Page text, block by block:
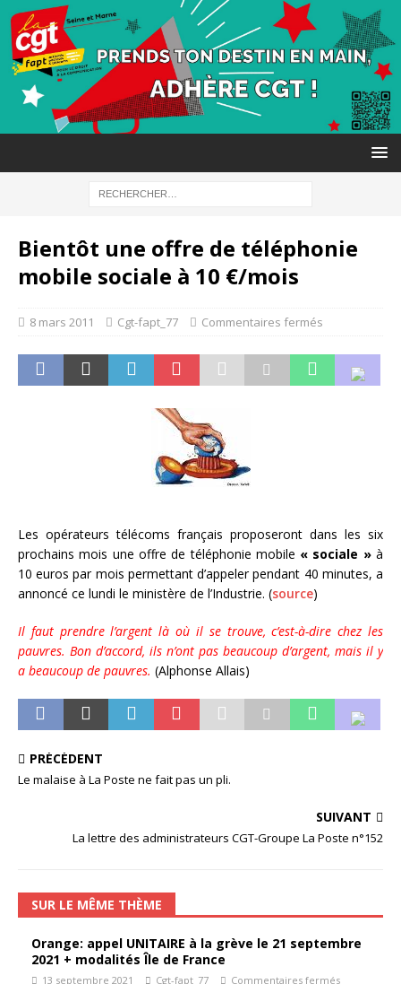
Bientôt une offre de téléphonie
mobile sociale à 10 €/mois
8 mars 2011 Cgt-fapt_77 Commentaires fermés
Les opérateurs télécoms français proposeront dans les six
prochains mois une offre de téléphonie mobile « sociale »à
10 euros par mois permettant d’appeler pendant 40 minutes, a
annoncé ce lundi le ministère de l’Industrie. (source)
Il faut prendre l’argent là où il se trouve, c’est-à-dire chez les
pauvres. Bon d’accord, ils n’ont pas beaucoup d’argent, mais il y
a beaucoup de pauvres. (Alphonse Allais)
PRÉCÉDENT
Le malaise à La Poste ne fait pas un pli.
SUIVANT
La lettre des administrateurs CGT-Groupe La Poste n°152
SUR LE MÊME THÈME
Orange: appel UNITAIRE à la grève le 21 septembre
2021 + modalités Île de France
13 septembre 2021 Cgt-fapt_77 Commentaires fermés